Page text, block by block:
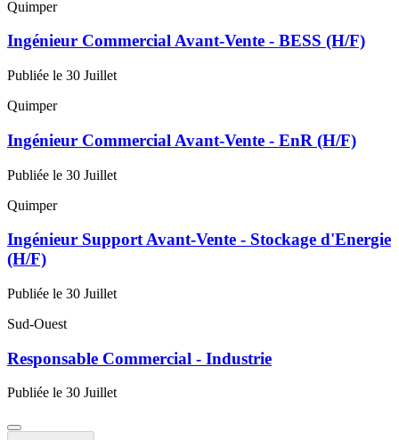
Quimper
Ingénieur Commercial Avant-Vente - BESS (H/F)
Publiée le 30 Juillet
Quimper
Ingénieur Commercial Avant-Vente - EnR (H/F)
Publiée le 30 Juillet
Quimper
Ingénieur Support Avant-Vente - Stockage d'Energie
(H/F)
Publiée le 30 Juillet
Sud-Ouest
Responsable Commercial - Industrie
Publiée le 30 Juillet